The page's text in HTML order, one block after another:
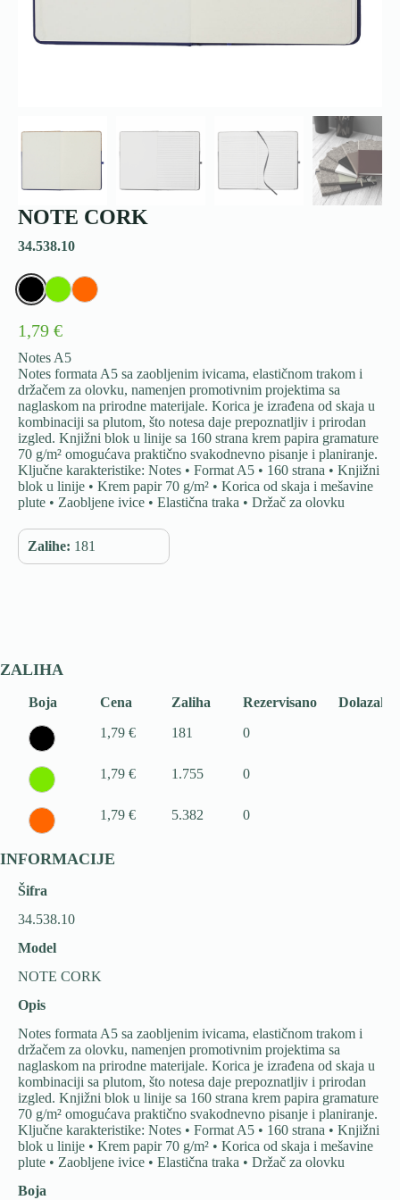
NOTE CORK
34.538.10
1,79 €
Notes A5
Notes formata A5 sa zaobljenim ivicama, elastičnom trakom i
držačem za olovku, namenjen promotivnim projektima sa
naglaskom na prirodne materijale. Korica je izrađena od skaja u
kombinaciji sa plutom, što notesa daje prepoznatljiv i prirodan
izgled. Knjižni blok u linije sa 160 strana krem papira gramature
70 g/m² omogućava praktično svakodnevno pisanje i planiranje.
Ključne karakteristike: Notes • Format A5 • 160 strana • Knjižni
blok u linije • Krem papir 70 g/m² • Korica od skaja i mešavine
plute • Zaobljene ivice • Elastična traka • Držač za olovku
Zalihe: 181
ZALIHA
Boja Cena Zaliha Rezervisano
Dolazak
1,79 €
181 0
1,79 € 1.755 0
1,79 € 5.382 0
INFORMACIJE
Šifra
34.538.10
Model
NOTE CORK
Opis
Notes formata A5 sa zaobljenim ivicama, elastičnom trakom i
držačem za olovku, namenjen promotivnim projektima sa
naglaskom na prirodne materijale. Korica je izrađena od skaja u
kombinaciji sa plutom, što notesa daje prepoznatljiv i prirodan
izgled. Knjižni blok u linije sa 160 strana krem papira gramature
70 g/m² omogućava praktično svakodnevno pisanje i planiranje.
Ključne karakteristike: Notes • Format A5 • 160 strana • Knjižni
blok u linije • Krem papir 70 g/m² • Korica od skaja i mešavine
plute • Zaobljene ivice • Elastična traka • Držač za olovku
Boja